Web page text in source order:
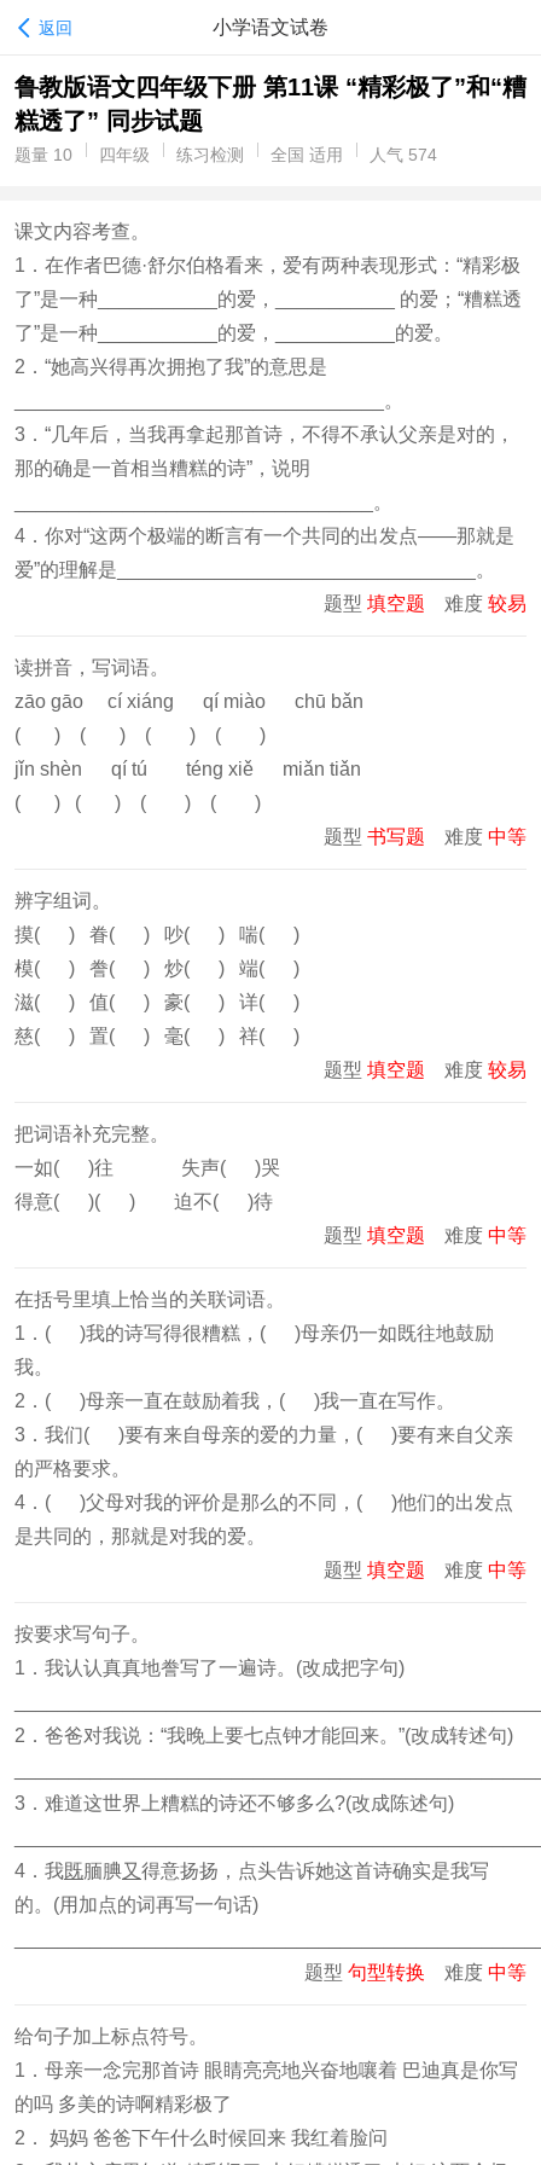
返回 小学语文试卷
鲁教版语文四年级下册 第11课 “精彩极了”和“糟
糕透了” 同步试题
题量 10 四年级 练习检测 全国 适用 人气 574
课文内容考查。
1．在作者巴德·舒尔伯格看来，爱有两种表现形式：“精彩极
了”是一种___________的爱，___________ 的爱；“糟糕透
了”是一种___________的爱，___________的爱。
2．“她高兴得再次拥抱了我”的意思是
__________________________________。
3．“几年后，当我再拿起那首诗，不得不承认父亲是对的，
那的确是一首相当糟糕的诗”，说明
_________________________________。
4．你对“这两个极端的断言有一个共同的出发点——那就是
爱”的理解是_________________________________。
题型 填空题 难度 较易
读拼音，写词语。
zāo gāo cí xiáng qí miào chū bǎn
( ) ( ) ( ) ( )
jǐn shèn qí tú téng xiě miǎn tiǎn
( ) ( ) ( ) ( )
题型 书写题 难度 中等
辨字组词。
摸( ) 眷( ) 吵( ) 喘( )
模( ) 誊( ) 炒( ) 端( )
滋( ) 值( ) 豪( ) 详( )
慈( ) 置( ) 毫( ) 祥( )
题型 填空题 难度 较易
把词语补充完整。
一如( )往 失声( )哭
得意( )( ) 迫不( )待
题型 填空题 难度 中等
在括号里填上恰当的关联词语。
1．( )我的诗写得很糟糕，( )母亲仍一如既往地鼓励
我。
2．( )母亲一直在鼓励着我，( )我一直在写作。
3．我们( )要有来自母亲的爱的力量，( )要有来自父亲
的严格要求。
4．( )父母对我的评价是那么的不同，( )他们的出发点
是共同的，那就是对我的爱。
题型 填空题 难度 中等
按要求写句子。
1．我认认真真地誊写了一遍诗。(改成把字句)
2．爸爸对我说：“我晚上要七点钟才能回来。”(改成转述句)
3．难道这世界上糟糕的诗还不够多么?(改成陈述句)
4．我既腼腆又 得意扬扬，点头告诉她这首诗确实是我写
的。(用加点的词再写一句话)
题型 句型转换 难度 中等
给句子加上标点符号。
1．母亲一念完那首诗 眼睛亮亮地兴奋地嚷着 巴迪真是你写
的吗 多美的诗啊精彩极了
2． 妈妈 爸爸下午什么时候回来 我红着脸问